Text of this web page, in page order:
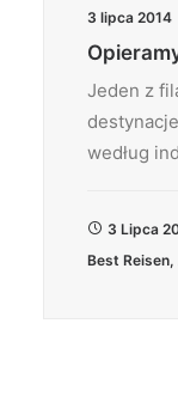
3 lipca 2014
Jeden z
według
3 Lipca
Best Reisen,